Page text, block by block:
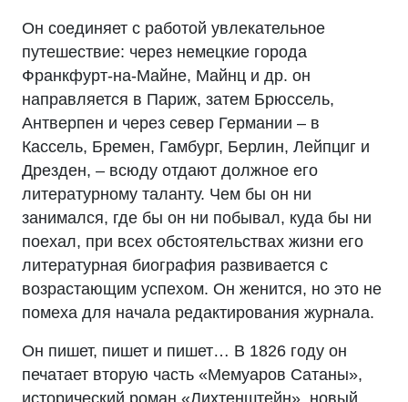
Он соединяет с работой увлекательное
путешествие: через немецкие города
Франкфурт-на-Майне, Майнц и др. он
направляется в Париж, затем Брюссель,
Антверпен и через север Германии – в
Кассель, Бремен, Гамбург, Берлин, Лейпциг и
Дрезден, – всюду отдают должное его
литературному таланту. Чем бы он ни
занимался, где бы он ни побывал, куда бы ни
поехал, при всех обстоятельствах жизни его
литературная биография развивается с
возрастающим успехом. Он женится, но это не
помеха для начала редактирования журнала.
Он пишет, пишет и пишет… В 1826 году он
печатает вторую часть «Мемуаров Сатаны»,
исторический роман «Лихтенштейн», новый